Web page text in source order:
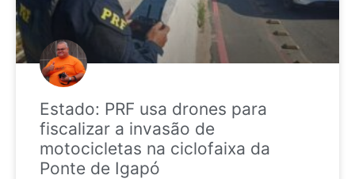
Estado: PRF usa drones para
fiscalizar a invasão de
motocicletas na ciclofaixa da
Ponte de Igapó